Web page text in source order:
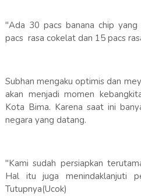
"Ada 30 pacs banana chip yang
pacs rasa cokelat dan 15 pacs
Subhan mengaku optimis dan
akan menjadi momen
Kota Bima. Karena saat ini
negara yang datang.
"Kami sudah persiapkan
Hal itu juga menindaklanjuti
Tutupnya(Ucok)